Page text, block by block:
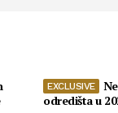
odredišta u